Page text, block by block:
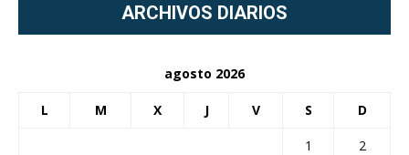
ARCHIVOS DIARIOS
agosto 2026
L M X J V S D
1
2